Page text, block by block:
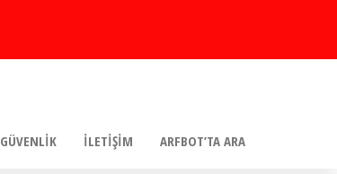
GÜVENLIK İLETIŞIM ARFBOT’TA ARA